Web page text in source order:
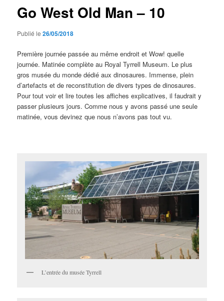
Go West Old Man – 10
Publié le26/05/2018
Première journée passée au même endroit et Wow! quelle
journée. Matinée complète au Royal Tyrrell Museum. Le plus
gros musée du monde dédié aux dinosaures. Immense, plein
d’artefacts et de reconstitution de divers types de dinosaures.
Pour tout voir et lire toutes les affiches explicatives, il faudrait y
passer plusieurs jours. Comme nous y avons passé une seule
matinée, vous devinez que nous n’avons pas tout vu.
L’entrée du musée Tyrrell